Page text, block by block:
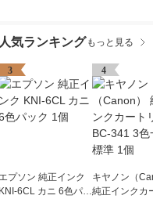
気ランキング もっと見る
3
エプソン 純正インク
KNI-6CL カニ 6色パッ
4
キヤノン（
純正インクカ